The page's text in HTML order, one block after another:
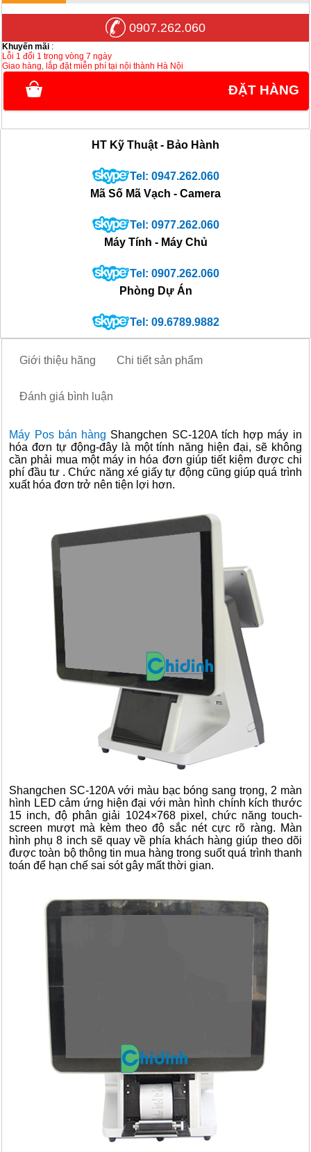
0907.262.060
Khuyến mãi :
Lỗi 1 đổi 1 trong vòng 7 ngày
Giao hàng, lắp đặt miễn phí tại nội thành Hà Nội
ĐẶT HÀNG
HT Kỹ Thuật - Bảo Hành
Tel: 0947.262.060
Mã Số Mã Vạch - Camera
Tel: 0977.262.060
Máy Tính - Máy Chủ
Tel: 0907.262.060
Phòng Dự Án
Tel: 09.6789.9882
Giới thiệu hãng Chi tiết sản phẩm
Đánh giá bình luận
Máy Pos bán hàng Shangchen SC-120A tích hợp máy in
hóa đơn tự động-đây là một tính năng hiện đại, sẽ không
cần phải mua một máy in hóa đơn giúp tiết kiệm được chi
phí đầu tư . Chức năng xé giấy tự động cũng giúp quá trình
xuất hóa đơn trở nên tiện lợi hơn.
Shangchen SC-120A với màu bạc bóng sang trọng, 2 màn
hình LED cảm ứng hiện đại với màn hình chính kích thước
15 inch, độ phân giải 1024×768 pixel, chức năng touch-
screen mượt mà kèm theo độ sắc nét cực rõ ràng. Màn
hình phụ 8 inch sẽ quay về phía khách hàng giúp theo dõi
được toàn bộ thông tin mua hàng trong suốt quá trình thanh
toán để hạn chế sai sót gây mất thời gian.